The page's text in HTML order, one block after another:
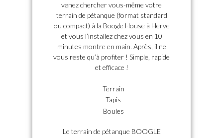
venez chercher vous-même votre
terrain de pétanque (format standard
ou compact) à la Boogle House à Herve
et vous l’installez chez vous en 10
minutes montre en main. Après, il ne
vous reste qu’à profiter ! Simple, rapide
et efficace !
Terrain
Tapis
Boules
Le terrain de pétanque BOOGLE